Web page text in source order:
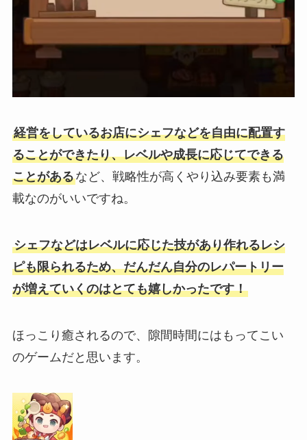
経営をしているお店にシェフなどを自由に配置す
ることができたり、レベルや成長に応じてできる
ことがあるなど、戦略性が高くやり込み要素も満
載なのがいいですね。
シェフなどはレベルに応じた技があり作れるレシ
ピも限られるため、だんだん自分のレパートリー
が増えていくのはとても嬉しかったです！
ほっこり癒されるので、隙間時間にはもってこい
のゲームだと思います。